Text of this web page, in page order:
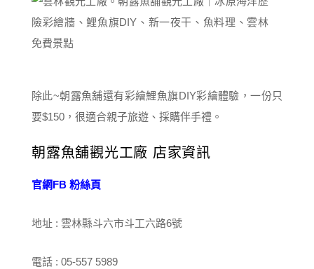
除此~朝露魚舖還有彩繪鯉魚旗DIY彩繪體驗，一份只
要$150，很適合親子旅遊、採購伴手禮。
朝露魚舖觀光工廠 店家資訊
官網FB 粉絲頁
地址 : 雲林縣斗六市斗工六路6號
電話 : 05-557 5989